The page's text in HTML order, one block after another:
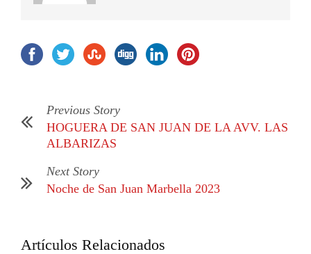
Previous Story
HOGUERA DE SAN JUAN DE LA AVV. LAS
ALBARIZAS
Next Story
Noche de San Juan Marbella 2023
Artículos Relacionados